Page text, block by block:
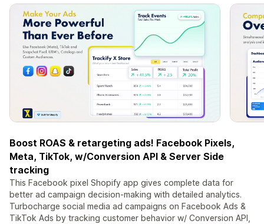
Boost ROAS & retargeting ads! Facebook Pixels,
Meta, TikTok, w/Conversion API & Server Side
tracking
This Facebook pixel Shopify app gives complete data for
better ad campaign decision-making with detailed analytics.
Turbocharge social media ad campaigns on Facebook Ads &
TikTok Ads by tracking customer behavior w/ Conversion API,